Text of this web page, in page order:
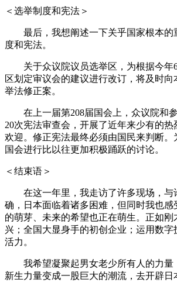
＜选举制度和宪法＞
最后，我想阐述一下关乎国家根本的
度和宪法。
关于众议院议员选举区，为根据今年
区划定审议会的建议进行改订，将及时
举法修正案。
在上一届第208届国会上，众议院和
20次宪法审查会，开展了近年来少有的
欢迎。修正宪法最终必须由国民来判断。
国会进行比以往更加积极踊跃的讨论。
＜结束语＞
在这一年里，我走访了许多现场，与
确，日本面临着诸多困难，但同时我也感
的萌芽、未来的希望也正在萌生。正如刚
兴；全国大显身手的初创企业；运用数字
活力。
我希望凝聚起男女老少所有人的力量
新生力量变成一股巨大的潮流，去开辟日